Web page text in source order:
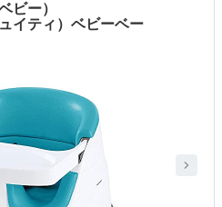
ビー）
イティ）ベビーベー